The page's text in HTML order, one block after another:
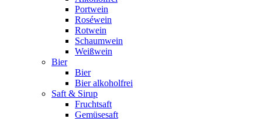
Portwein
Roséwein
Rotwein
Schaumwein
Weißwein
Bier
Bier
Bier alkoholfrei
Saft & Sirup
Fruchtsaft
Gemüsesaft